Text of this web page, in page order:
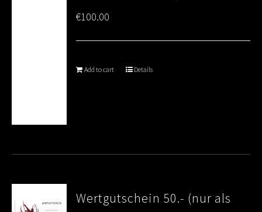
€100.00
Add to cart Details
Wertgutschein 50.- (nur als